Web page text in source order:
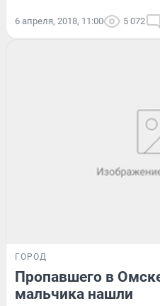
6 апреля, 2018, 11:00 5 072
ГОРОД
Пропавшего в
мальчика нашли